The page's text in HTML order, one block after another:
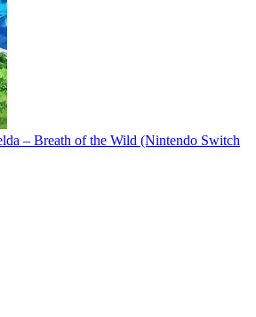
– Breath of the Wild (Nintendo Switch